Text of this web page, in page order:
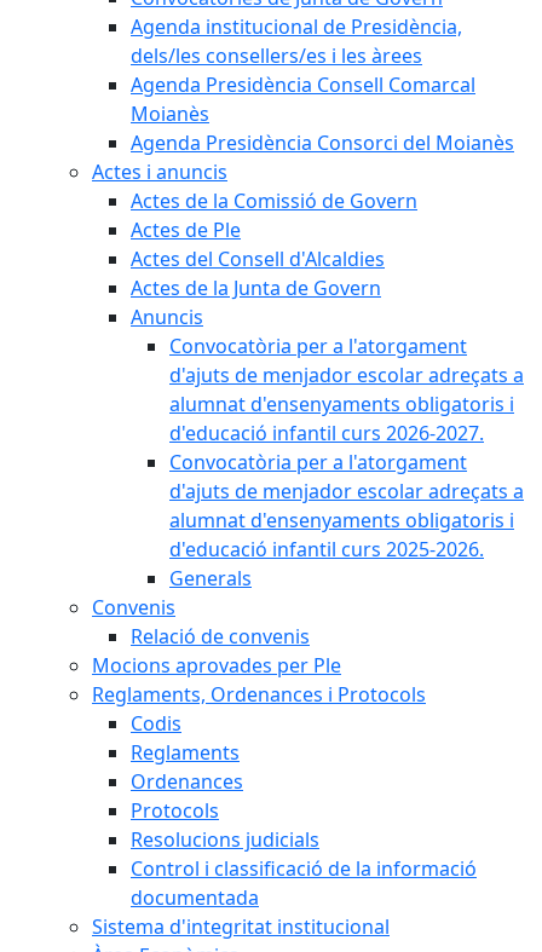
Agenda institucional de Presidència,
dels/les consellers/es i les àrees
Agenda Presidència Consell Comarcal
Moianès
Agenda Presidència Consorci del Moianès
Actes i anuncis
Actes de la Comissió de Govern
Actes de Ple
Actes del Consell d'Alcaldies
Actes de la Junta de Govern
Anuncis
Convocatòria per a l'atorgament
d'ajuts de menjador escolar adreçats a
alumnat d'ensenyaments obligatoris i
d'educació infantil curs 2026-2027.
Convocatòria per a l'atorgament
d'ajuts de menjador escolar adreçats a
alumnat d'ensenyaments obligatoris i
d'educació infantil curs 2025-2026.
Generals
Convenis
Relació de convenis
Mocions aprovades per Ple
Reglaments, Ordenances i Protocols
Codis
Reglaments
Ordenances
Protocols
Resolucions judicials
Control i classificació de la informació
documentada
Sistema d'integritat institucional